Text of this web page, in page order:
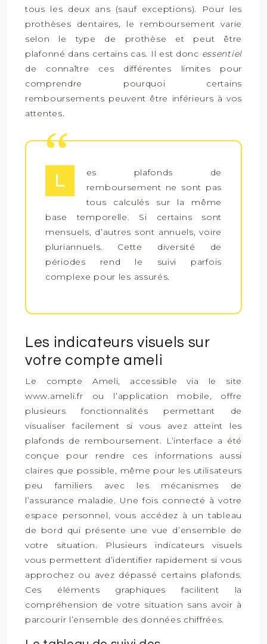
tous les deux ans (sauf exceptions). Pour les
prothèses dentaires, le remboursement varie
selon le type de prothèse et peut être
plafonné dans certains cas. Il est donc essentiel
de connaître ces différentes limites pour
comprendre pourquoi certains
remboursements peuvent être inférieurs à vos
attentes.
L
es plafonds de
remboursement ne sont pas
tous calculés sur la même
base temporelle. Si certains sont
mensuels, d’autres sont annuels, voire
pluriannuels. Cette diversité de
périodes rend le suivi parfois
complexe pour les assurés.
Les indicateurs visuels sur
votre compte ameli
Le compte Ameli, accessible via le site
www.ameli.fr ou l’application mobile, offre
plusieurs fonctionnalités permettant de
visualiser facilement si vous avez atteint les
plafonds de remboursement. L’interface a été
conçue pour rendre ces informations aussi
claires que possible, même pour les utilisateurs
peu familiers avec les mécanismes de
l’assurance maladie. Une fois connecté à votre
espace personnel, vous accédez à un tableau
de bord qui présente une vue d’ensemble de
votre situation. Plusieurs indicateurs visuels
vous permettent d’identifier rapidement si vous
approchez ou avez dépassé certains plafonds.
Ces éléments graphiques facilitent la
compréhension de votre situation sans avoir à
parcourir l’ensemble des données chiffrées.